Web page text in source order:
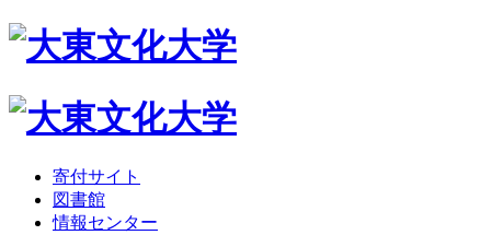
寄付サイト
図書館
情報センター